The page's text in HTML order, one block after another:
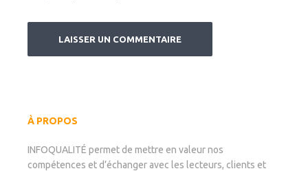
À PROPOS
INFOQUALITÉ permet de mettre en valeur nos
compétences et d’échanger avec les lecteurs, clients et